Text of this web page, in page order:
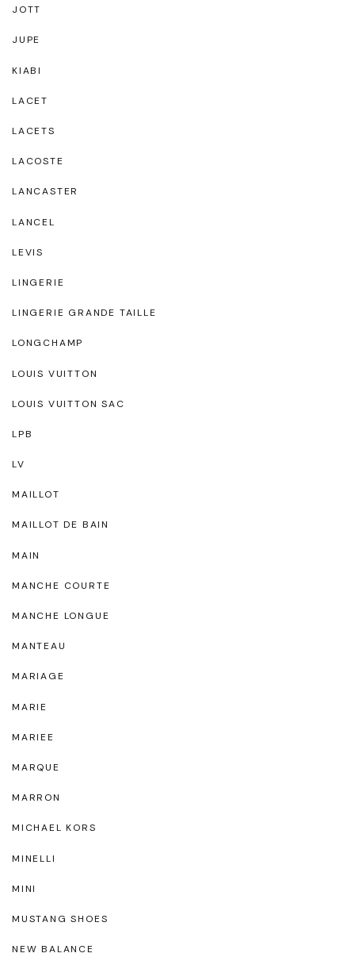
JOTT
JUPE
KIABI
LACET
LACETS
LACOSTE
LANCASTER
LANCEL
LEVIS
LINGERIE
LINGERIE GRANDE TAILLE
LONGCHAMP
LOUIS VUITTON
LOUIS VUITTON SAC
LPB
LV
MAILLOT
MAILLOT DE BAIN
MAIN
MANCHE COURTE
MANCHE LONGUE
MANTEAU
MARIAGE
MARIE
MARIEE
MARQUE
MARRON
MICHAEL KORS
MINELLI
MINI
MUSTANG SHOES
NEW BALANCE